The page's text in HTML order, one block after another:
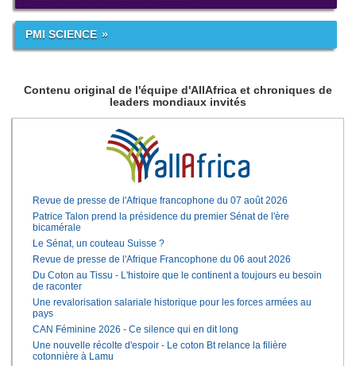
PMI SCIENCE
Contenu original de l'équipe d'AllAfrica et chroniques de
leaders mondiaux invités
Revue de presse de l'Afrique francophone du 07 août 2026
Patrice Talon prend la présidence du premier Sénat de l'ère
bicamérale
Le Sénat, un couteau Suisse ?
Revue de presse de l'Afrique Francophone du 06 aout 2026
Du Coton au Tissu - L'histoire que le continent a toujours eu besoin
de raconter
Une revalorisation salariale historique pour les forces armées au
pays
CAN Féminine 2026 - Ce silence qui en dit long
Une nouvelle récolte d'espoir - Le coton Bt relance la filière
cotonnière à Lamu